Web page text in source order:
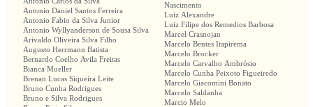
Antonio Daniel Santos Ferreira
Antonio Fabio da Silva Junior
Antonio Wyllyanderson de Sousa Silva
Arivaldo Oliveira Silva Filho
Augusto Herrmann Batista
Bernardo Coelho Avila Freitas
Bianca Mueller
Brenan Lucas Siqueira Leite
Bruno Cunha Rodrigues
Bruno e Silva Rodrigues
Nascimento
Luiz Alexandre
Luiz Filipe dos Remedios Barbosa
Marcel Crasnojan
Marcelo Bentes Itapirema
Marcelo Brocker
Marcelo Carvalho Ambrósio
Marcelo Cunha Peixoto Figueiredo
Marcelo Giacomini Bonato
Marcelo Saldanha
Marcio Melo